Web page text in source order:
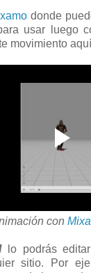
donde
usar luego
movimiento
con
lo podrás
sitio. Por